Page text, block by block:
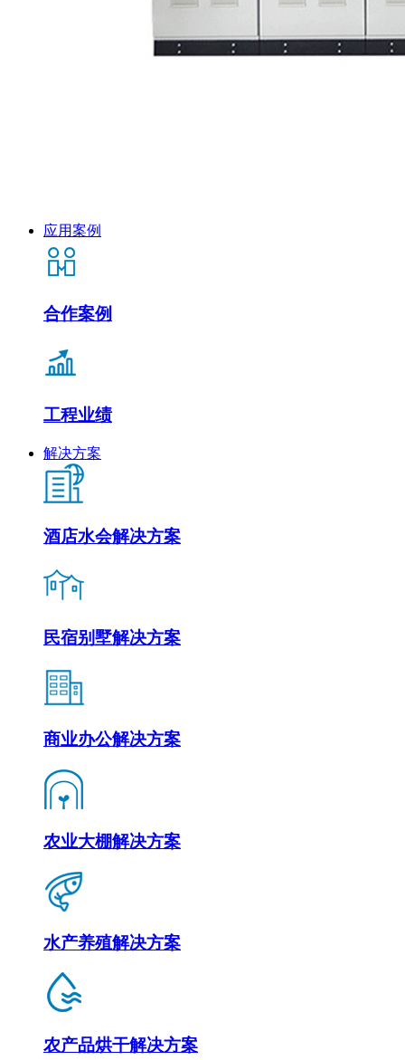
应用案例
合作案例
工程业绩
解决方案
酒店水会解决方案
民宿别墅解决方案
商业办公解决方案
农业大棚解决方案
水产养殖解决方案
农产品烘干解决方案